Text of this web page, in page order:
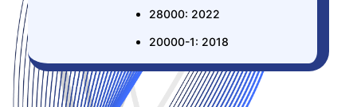
28000: 2022
20000-1: 2018